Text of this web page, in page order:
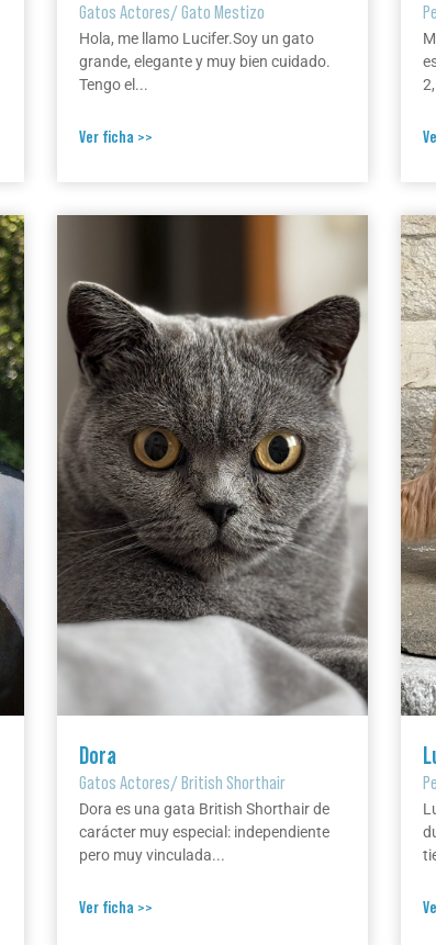
Gatos Actores/Gato Mestizo
Hola, me llamo Lucifer.Soy un gato
grande, elegante y muy bien cuidado.
Tengo el...
Ver ficha >>
Dora
Gatos Actores/British Shorthair
Dora es una gata British Shorthair de
carácter muy especial: independiente
pero muy vinculada...
Ver ficha >>